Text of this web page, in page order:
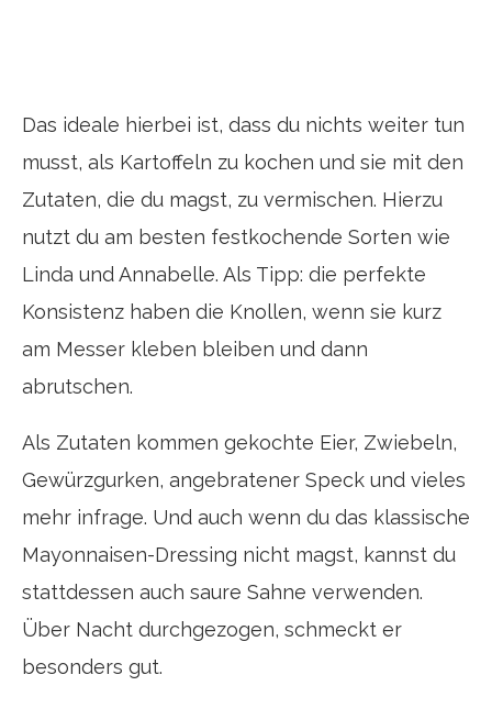
Das ideale hierbei ist, dass du nichts weiter tun
musst, als Kartoffeln zu kochen und sie mit den
Zutaten, die du magst, zu vermischen. Hierzu
nutzt du am besten festkochende Sorten wie
Linda und Annabelle. Als Tipp: die perfekte
Konsistenz haben die Knollen, wenn sie kurz
am Messer kleben bleiben und dann
abrutschen.
Als Zutaten kommen gekochte Eier, Zwiebeln,
Gewürzgurken, angebratener Speck und vieles
mehr infrage. Und auch wenn du das klassische
Mayonnaisen-Dressing nicht magst, kannst du
stattdessen auch saure Sahne verwenden.
Über Nacht durchgezogen, schmeckt er
besonders gut.